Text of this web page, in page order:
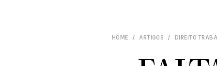
HOME ARTIGOS DIREITO